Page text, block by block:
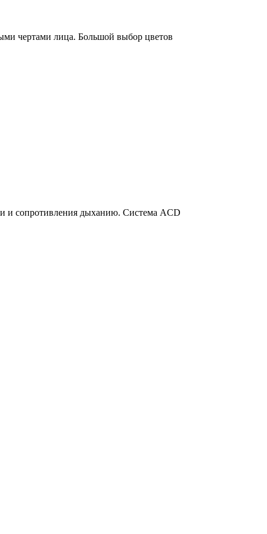
чертами лица. Большой выбор цветов
и сопротивления дыханию. Система ACD